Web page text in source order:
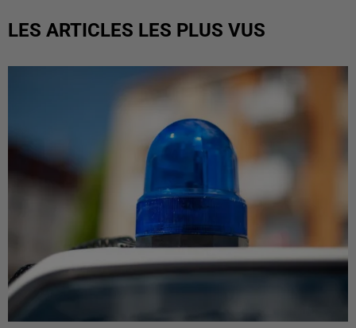
LES ARTICLES LES PLUS VUS